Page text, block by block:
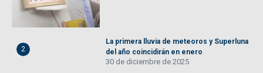
2
La primera lluvia de meteoros y Superluna
del año coincidirán en enero
30 de diciembre de 2025